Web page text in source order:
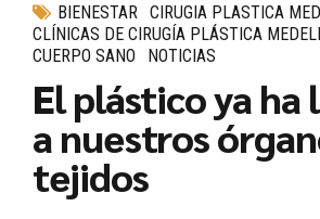
BIENESTAR CIRUGIA PLASTICA
CLÍNICAS DE CIRUGÍA PLÁSTICA
CUERPO SANO
NOTICIAS
El plástico ya ha
a nuestros
tejidos